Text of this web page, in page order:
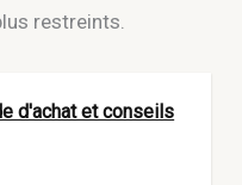
restreints.
d'achat et conseils